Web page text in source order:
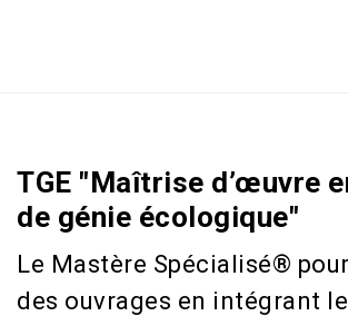
TGE "Maîtrise d’œuvre
de génie écologique"
Le Mastère Spécialisé®
des ouvrages en intégrant